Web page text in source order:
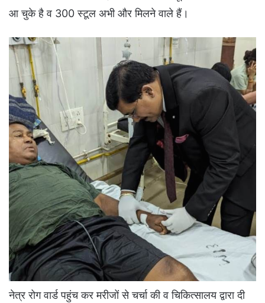
आ चुके है व 300 स्टूल अभी और मिलने वाले हैं।
नेत्र रोग वार्ड पहुंच कर मरीजों से चर्चा की व चिकित्सालय द्वारा दी